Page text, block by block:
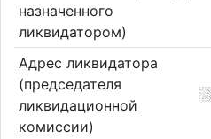
назначенного
ликвидатором)
Адрес ликвидатора
(председателя
ликвидационной
комиссии)